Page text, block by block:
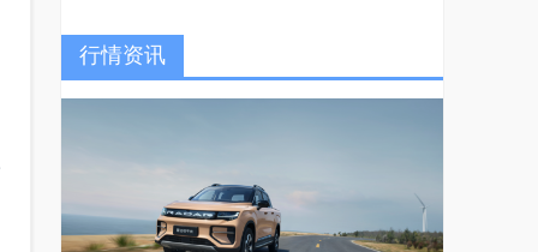
大进口中国碳纤维自行
行情资讯